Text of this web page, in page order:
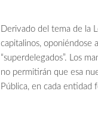
Derivado del tema de la
capitalinos, oponiéndose
“superdelegados”. Los
no permitirán que esa
Pública, en cada entidad